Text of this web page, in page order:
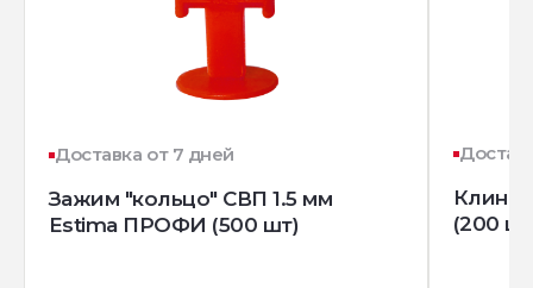
Доставка от 7 дней
Зажим "кольцо" СВП 1.5 мм
Estima ПРОФИ (500 шт)
Клин
(200